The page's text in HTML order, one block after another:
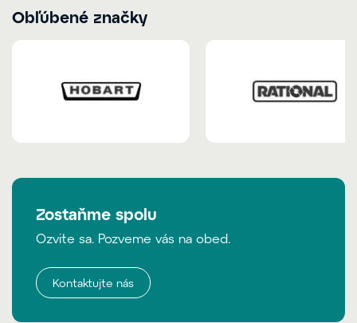
Obľúbené značky
Zostaňme spolu
Ozvite sa. Pozveme vás na obed.
Kontaktujte nás